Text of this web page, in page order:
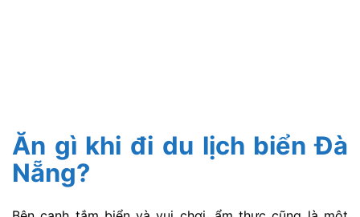
Ăn gì khi đi du lịch biển Đà
Nẵng?